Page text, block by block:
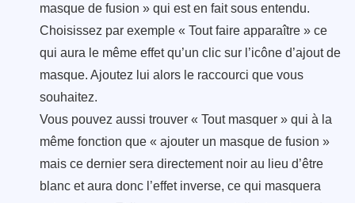
masque de fusion » qui est en fait sous entendu.
Choisissez par exemple « Tout faire apparaître » ce
qui aura le même effet qu’un clic sur l’icône d’ajout de
masque. Ajoutez lui alors le raccourci que vous
souhaitez.
Vous pouvez aussi trouver « Tout masquer » qui à la
même fonction que « ajouter un masque de fusion »
mais ce dernier sera directement noir au lieu d’être
blanc et aura donc l’effet inverse, ce qui masquera